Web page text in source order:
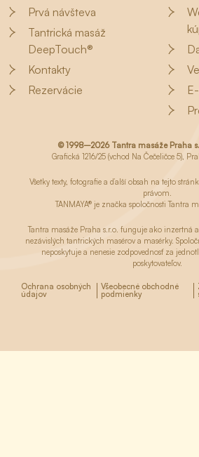
Prvá návšteva
Tantrická masáž
DeepTouch®
Kontakty
Rezervácie
© 1998–2026 Tantra masáže Praha
Grafická 1216/25 (vchod Na Čečeličce 5),
Všetky texty, fotografie a ďalší obsah na tejto
právom.
TANMAYA® je značka spoločnosti Tantra
Tantra masáže Praha s.r.o. funguje ako inzertná
nezávislých tantrických masérov a masérky.
neposkytuje a nenesie zodpovednosť za
poskytovateľov.
Ochrana osobných
údajov
Všeobecné obchodné
podmienky